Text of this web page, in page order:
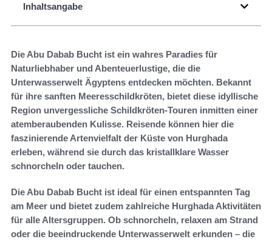
Inhaltsangabe
Die Abu Dabab Bucht ist ein wahres Paradies für
Naturliebhaber und Abenteuerlustige, die die
Unterwasserwelt Ägyptens entdecken möchten. Bekannt
für ihre sanften Meeresschildkröten, bietet diese idyllische
Region unvergessliche Schildkröten-Touren inmitten einer
atemberaubenden Kulisse. Reisende können hier die
faszinierende Artenvielfalt der Küste von Hurghada
erleben, während sie durch das kristallklare Wasser
schnorcheln oder tauchen.
Die Abu Dabab Bucht ist ideal für einen entspannten Tag
am Meer und bietet zudem zahlreiche Hurghada Aktivitäten
für alle Altersgruppen. Ob schnorcheln, relaxen am Strand
oder die beeindruckende Unterwasserwelt erkunden – die